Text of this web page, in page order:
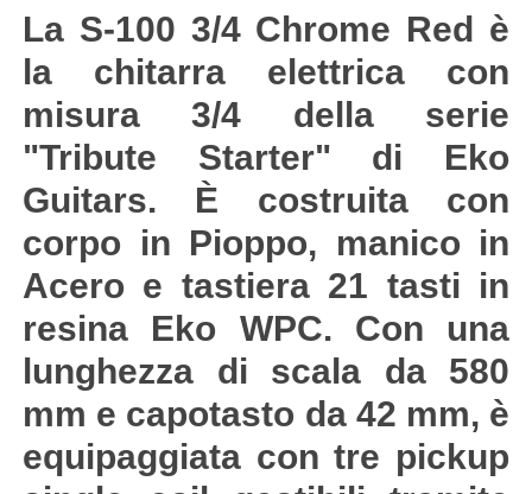
La S-100 3/4 Chrome Red è
la chitarra elettrica con
misura 3/4 della serie
"Tribute Starter" di Eko
Guitars. È costruita con
corpo in Pioppo, manico in
Acero e tastiera 21 tasti in
resina Eko WPC. Con una
lunghezza di scala da 580
mm e capotasto da 42 mm, è
equipaggiata con tre pickup